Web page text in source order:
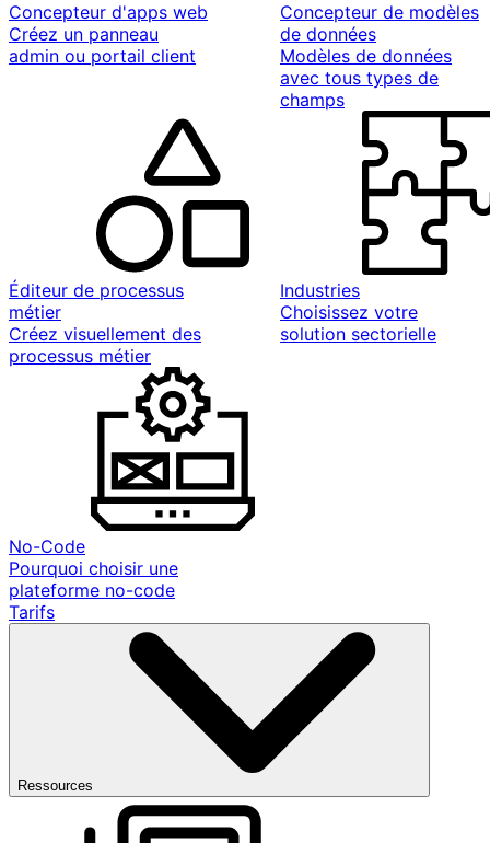
Concepteur d'apps web
Créez un panneau
admin ou portail client
Concepteur de modèles
de données
Modèles de données
avec tous types de
champs
Éditeur de processus
métier
Créez visuellement des
processus métier
Industries
Choisissez votre
solution sectorielle
No-Code
Pourquoi choisir une
plateforme no-code
Tarifs
Ressources